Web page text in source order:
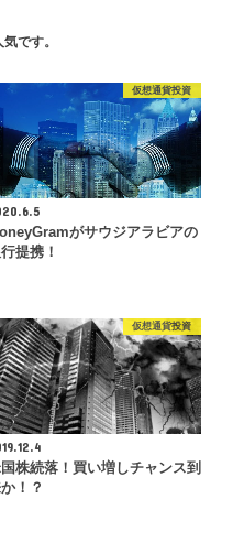
です。
仮想通貨投資
がサウジアラビアの
提携！
仮想通貨投資
株続落！買い増しチャンス到
！？